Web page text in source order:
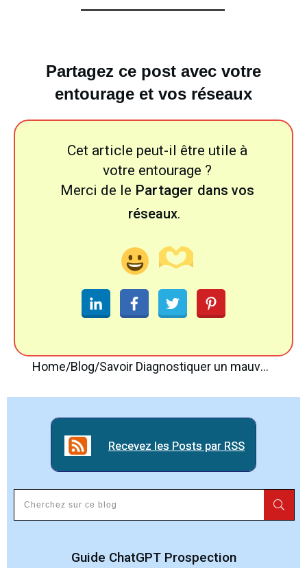
Partagez ce post avec votre
entourage et vos réseaux
Cet article peut-il être utile à
votre entourage ?
Merci de le Partager dans vos
réseaux.
Home/Blog/ Savoir Diagnostiquer un mauvais Taux de Conversion
Recevez les Posts par RSS
Recevez les Posts par RSS
Guide ChatGPT Prospection